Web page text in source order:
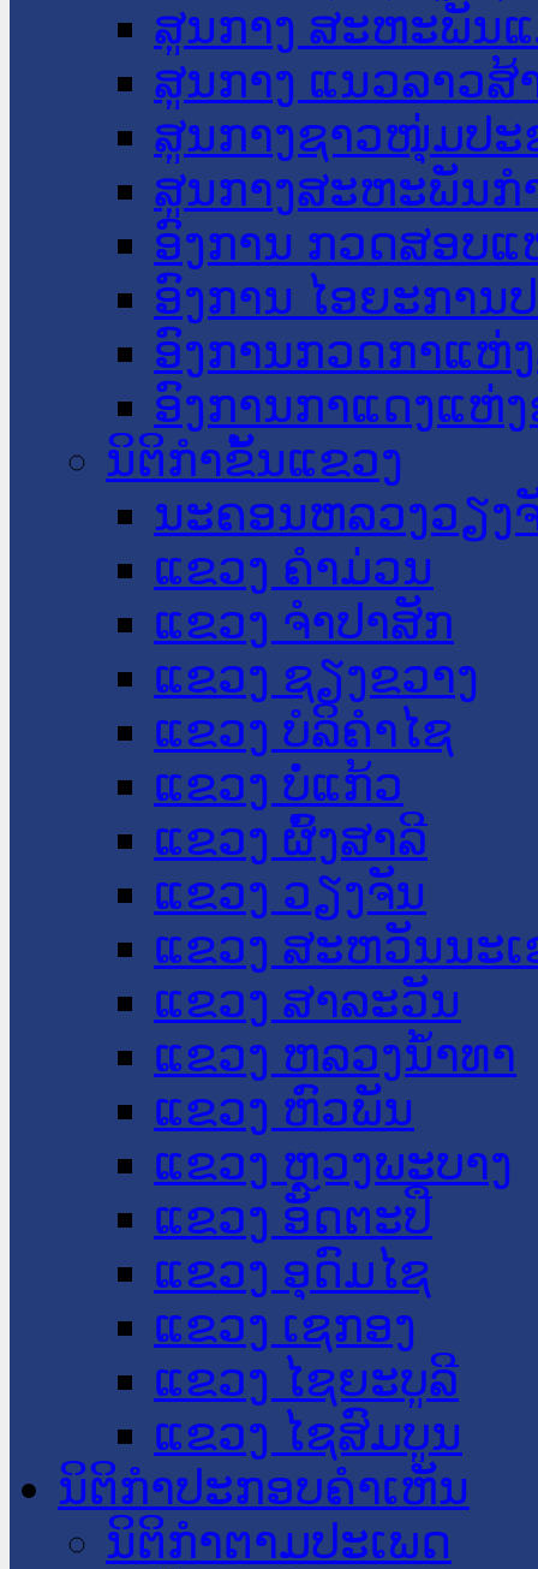
ສູນກາງ ສະຫະພັນ
ສູນກາງ ແນວລາວສ້
ສູນກາງຊາວໜຸ່ມປະ
ສູນກາງສະຫະພັນກ
ອົງການ ກວດສອບແ
ອົງການ ໄອຍະການ
ອົງການກວດກາແຫ່
ອົງການກາແດງແຫ່
ນິຕິກໍາຂັ້ນແຂວງ
ນະ​ຄອນ​ຫລວງວຽງ
ແຂວງ ຄໍາມ່ວນ
ແຂວງ ຈໍາປາສັກ
ແຂວງ ຊຽງຂວາງ
ແຂວງ ບໍລິຄໍາໄຊ
ແຂວງ ບໍ່ແກ້ວ
ແຂວງ ຜົ້ງສາລີ
ແຂວງ ວຽງຈັນ
ແຂວງ ສະຫວັນນະ
ແຂວງ ສາລະວັນ
ແຂວງ ຫລວງນໍ້າທາ
ແຂວງ ຫົວພັນ
ແຂວງ ຫຼວງພະບາງ
ແຂວງ ອັດຕະປື
ແຂວງ ອຸດົມໄຊ
ແຂວງ ເຊກອງ
ແຂວງ ໄຊຍະບູລີ
ແຂວງ ໄຊສົມບູນ
ນິຕິກໍາປະກອບຄໍາເຫັນ
ນິຕິກໍາຕາມປະເພດ